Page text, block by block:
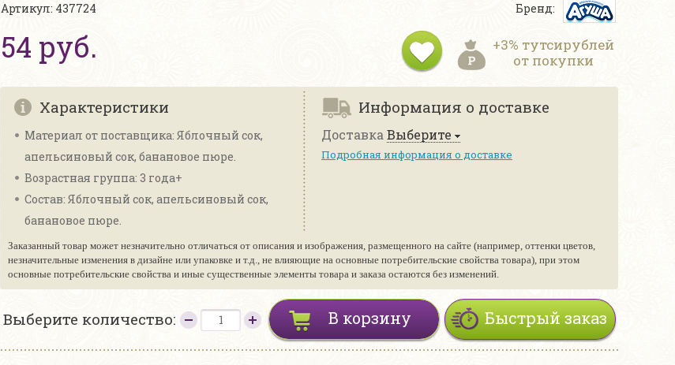
Артикул: 437724
54 руб.
Бренд:
+3% тутсирублей
от покупки
Характеристики
Материал от поставщика: Яблочный сок,
апельсиновый сок, банановое пюре.
Возрастная группа: 3 года+
Состав: Яблочный сок, апельсиновый сок,
банановое пюре.
Информация о доставке
Доставка Выберите
Подробная информация о доставке
Заказанный товар может незначительно отличаться от описания и изображения, размещенного на сайте (например, оттенки цветов,
незначительные изменения в дизайне или упаковке и т.д., не влияющие на основные потребительские свойства товара), при этом
основные потребительские свойства и иные существенные элементы товара и заказа остаются без изменений.
Выберите количество: Быстрый заказ
В корзину